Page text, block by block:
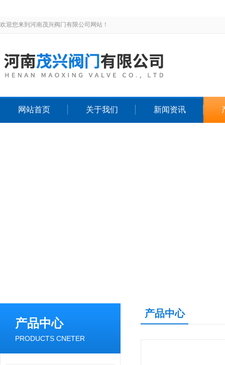
欢迎您来到河南茂兴阀门有限公司网站！
网站首页 关于我们 新闻资讯
产品中心
PRODUCTS CNETER
产品中心